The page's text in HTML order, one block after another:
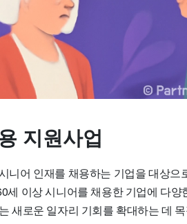
지원사업
니어 인재를 채용하는 기업을 대상으
세 이상 시니어를 채용한 기업에 다양
새로운 일자리 기회를 확대하는 데